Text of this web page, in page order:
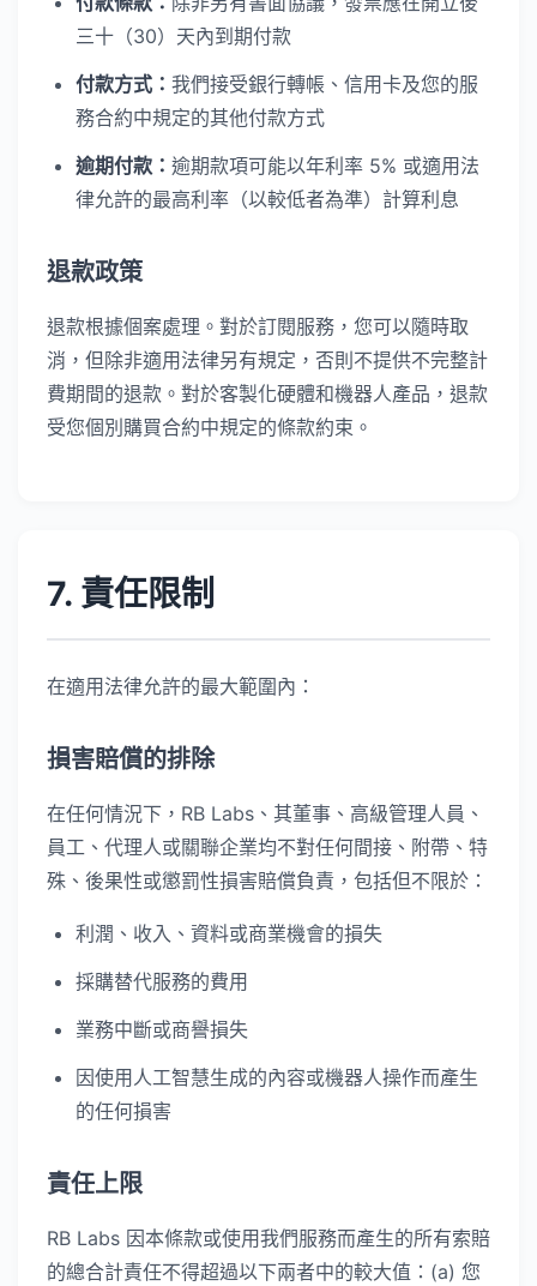
三十（30）天內到期付款
付款方式： 我們接受銀行轉帳、信用卡及您的服
務合約中規定的其他付款方式
逾期付款： 逾期款項可能以年利率 5% 或適用法
律允許的最高利率（以較低者為準）計算利息
退款政策
退款根據個案處理。對於訂閱服務，您可以隨時取
消，但除非適用法律另有規定，否則不提供不完整計
費期間的退款。對於客製化硬體和機器人產品，退款
受您個別購買合約中規定的條款約束。
7. 責任限制
在適用法律允許的最大範圍內：
損害賠償的排除
在任何情況下，RB Labs、其董事、高級管理人員、
員工、代理人或關聯企業均不對任何間接、附帶、特
殊、後果性或懲罰性損害賠償負責，包括但不限於：
利潤、收入、資料或商業機會的損失
採購替代服務的費用
業務中斷或商譽損失
因使用人工智慧生成的內容或機器人操作而產生
的任何損害
責任上限
RB Labs 因本條款或使用我們服務而產生的所有索賠
的總合計責任不得超過以下兩者中的較大值：(a) 您